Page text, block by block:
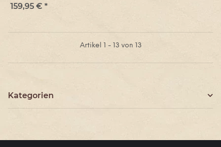
159,95 € *
Artikel 1 - 13 von 13
Kategorien